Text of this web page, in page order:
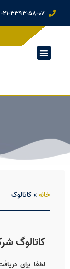
21-3393-58-07+
خانه » کاتالوگ
کاتالوگ
لطفا برای